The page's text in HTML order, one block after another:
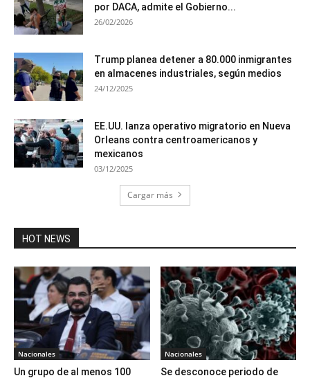
por DACA, admite el Gobierno...
26/02/2026
Trump planea detener a 80.000 inmigrantes
en almacenes industriales, según medios
24/12/2025
EE.UU. lanza operativo migratorio en Nueva
Orleans contra centroamericanos y
mexicanos
03/12/2025
Cargar más
HOT NEWS
Nacionales
Un grupo de al menos 100
Nacionales
Se desconoce periodo de